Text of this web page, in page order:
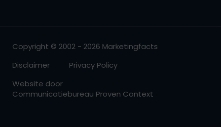
Copyright © 2002 - 2026 Marketingfacts
Disclaimer
Privacy Policy
Website door
Communicatiebureau Proven Context